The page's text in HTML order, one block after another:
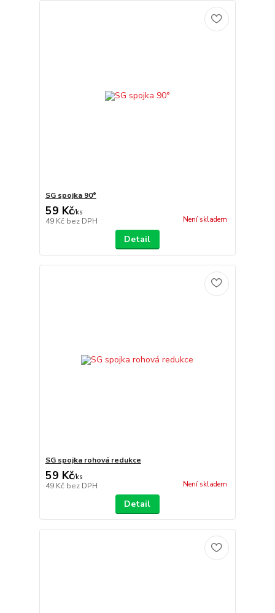
SG spojka 90°
59 Kč/ks
49 Kč bez DPH Není skladem
Detail
SG spojka rohová redukce
59 Kč/ks
49 Kč bez DPH Není skladem
Detail